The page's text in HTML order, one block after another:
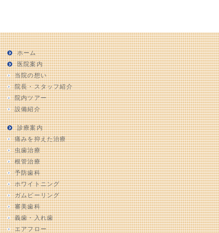
ホーム
医院案内
当院の想い
院長・スタッフ紹介
院内ツアー
設備紹介
診療案内
痛みを抑えた治療
虫歯治療
根管治療
予防歯科
ホワイトニング
ガムピーリング
審美歯科
義歯・入れ歯
エアフロー